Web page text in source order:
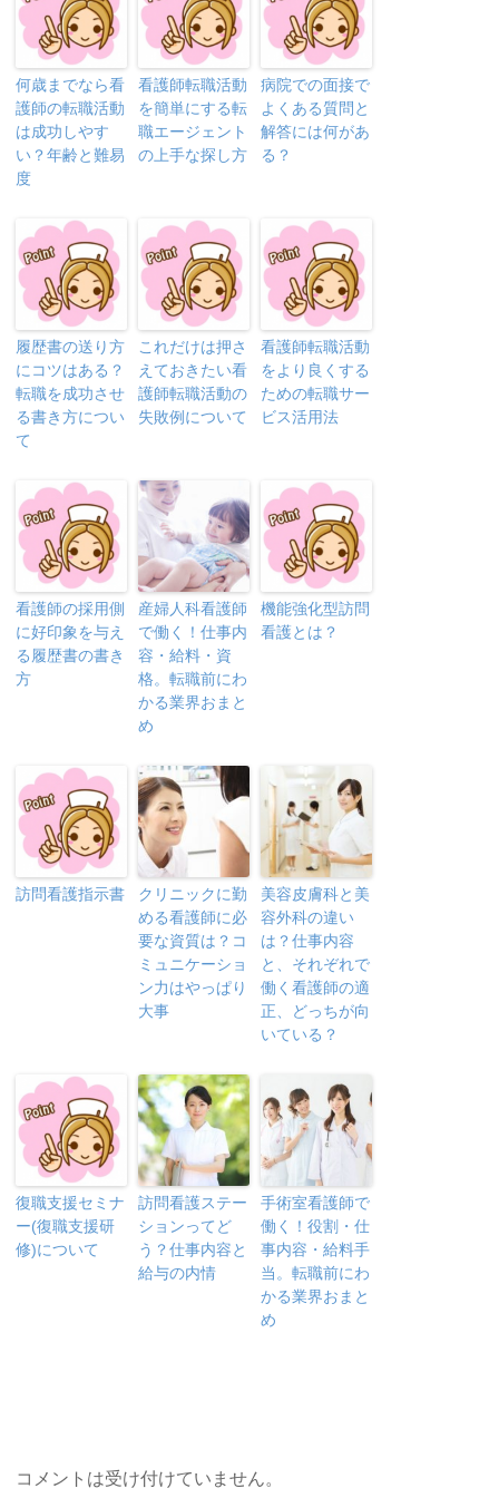
何歳までなら看
護師の転職活動
は成功しやす
い？年齢と難易
度
看護師転職活動
を簡単にする転
職エージェント
の上手な探し方
病院での面接で
よくある質問と
解答には何があ
る？
履歴書の送り方
にコツはある？
転職を成功させ
る書き方につい
て
これだけは押さ
えておきたい看
護師転職活動の
失敗例について
看護師転職活動
をより良くする
ための転職サー
ビス活用法
看護師の採用側
に好印象を与え
る履歴書の書き
方
産婦人科看護師
で働く！仕事内
容・給料・資
格。転職前にわ
かる業界おまと
め
機能強化型訪問
看護とは？
訪問看護指示書
クリニックに勤
める看護師に必
要な資質は？コ
ミュニケーショ
ン力はやっぱり
大事
美容皮膚科と美
容外科の違い
は？仕事内容
と、それぞれで
働く看護師の適
正、どっちが向
いている？
復職支援セミナ
ー(復職支援研
修)について
訪問看護ステー
ションってど
う？仕事内容と
給与の内情
手術室看護師で
働く！役割・仕
事内容・給料手
当。転職前にわ
かる業界おまと
め
コメントは受け付けていません。